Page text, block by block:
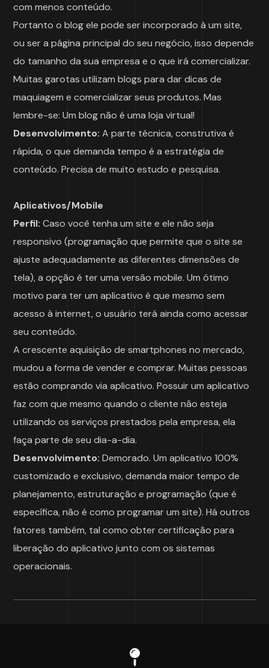
com menos conteúdo.
Portanto o blog ele pode ser incorporado à um site,
ou ser a página principal do seu negócio, isso depende
do tamanho da sua empresa e o que irá comercializar.
Muitas garotas utilizam blogs para dar dicas de
maquiagem e comercializar seus produtos. Mas
lembre-se: Um blog não é uma loja virtual!
Desenvolvimento: A parte técnica, construtiva é
rápida, o que demanda tempo é a estratégia de
conteúdo. Precisa de muito estudo e pesquisa.
Aplicativos/Mobile
Perfil: Caso você tenha um site e ele não seja
responsivo (programação que permite que o site se
ajuste adequadamente as diferentes dimensões de
tela), a opção é ter uma versão mobile. Um ótimo
motivo para ter um aplicativo é que mesmo sem
acesso à internet, o usuário terá ainda como acessar
seu conteúdo.
A crescente aquisição de smartphones no mercado,
mudou a forma de vender e comprar. Muitas pessoas
estão comprando via aplicativo. Possuir um aplicativo
faz com que mesmo quando o cliente não esteja
utilizando os serviços prestados pela empresa, ela
faça parte de seu dia-a-dia.
Desenvolvimento: Demorado. Um aplicativo 100%
customizado e exclusivo, demanda maior tempo de
planejamento, estruturação e programação (que é
específica, não é como programar um site). Há outros
fatores também, tal como obter certificação para
liberação do aplicativo junto com os sistemas
operacionais.